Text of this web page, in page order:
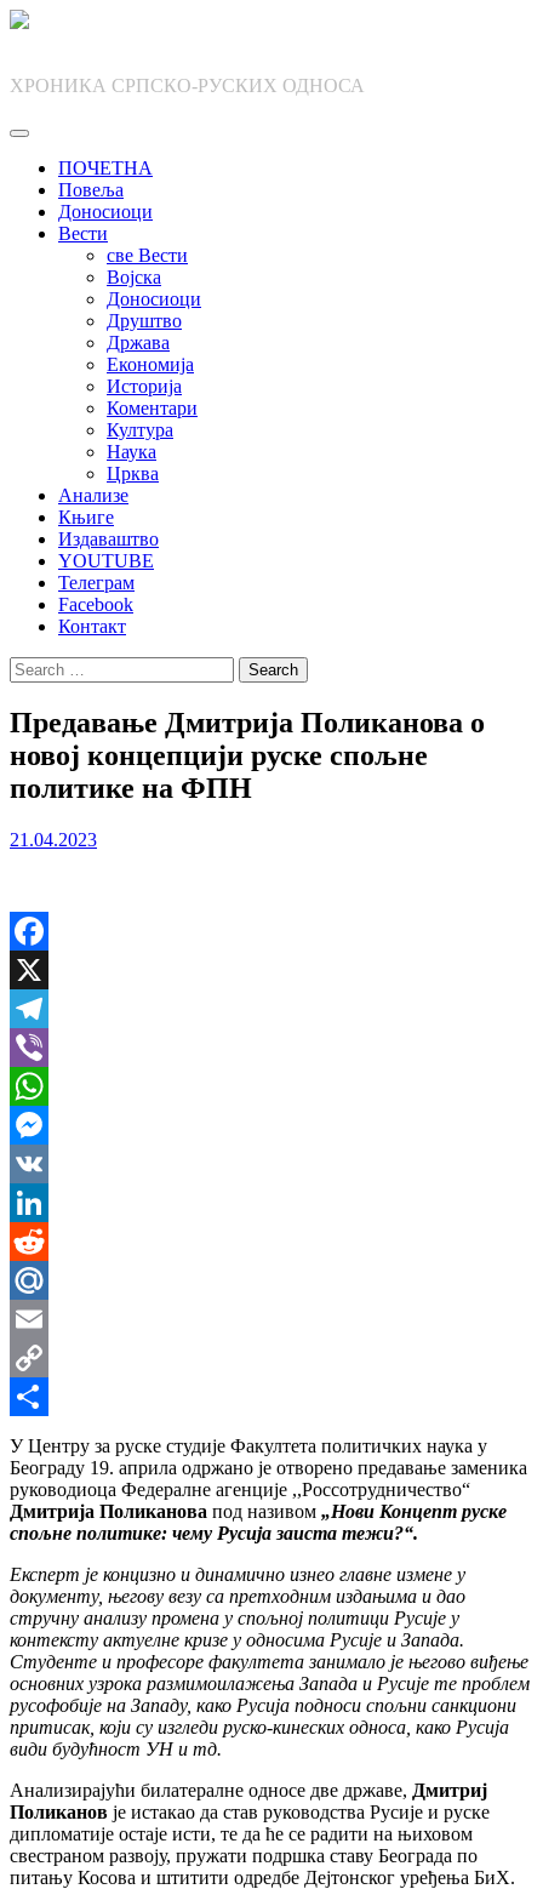
Skip
ХРОНИКА СРПСКО-РУСКИХ ОДНОСА
ПОЧЕТНА
Повеља
Доносиоци
Вести
све Вести
Војска
Доносиоци
Друштво
Држава
Економија
Историја
Коментари
Култура
Наука
Црква
Анализе
Књиге
Издаваштво
YOUTUBE
Телеграм
Facebook
Контакт
Search
for:
Предавање Дмитрија Поликанова о
новој концепцији руске спољне
политике на ФПН
21.04.2023
Facebook
X
Telegram
Viber
WhatsApp
Messenger
VK
LinkedIn
Reddit
Mail.Ru
Email
Copy
Link
Share
У Центру за руске студије Факултета политичких наука у
Београду 19. априла одржано је отворено предавање заменика
руководиоца Федералне агенције ,,Россотрудничество“
Дмитрија Поликанова под називом „Нови Концепт руске
спољне политике: чему Русија заиста тежи?“.
Експерт је концизно и динамично изнео главне измене у
документу, његову везу са претходним издањима и дао
стручну анализу промена у спољној политици Русије у
контексту актуелне кризе у односима Русије и Запада.
Студенте и професоре факултета занимало је његово виђење
основних узрока размимоилажења Запада и Русије те проблем
русофобије на Западу, како Русија подноси спољни санкциони
притисак, који су изгледи руско-кинеских односа, како Русија
види будућност УН и тд.
Анализирајући билатералне односе две државе, Дмитриј
Поликанов је истакао да став руководства Русије и руске
дипломатије остаје исти, те да ће се радити на њиховом
свестраном развоју, пружати подршка ставу Београда по
питању Косова и штитити одредбе Дејтонског уређења БиХ.